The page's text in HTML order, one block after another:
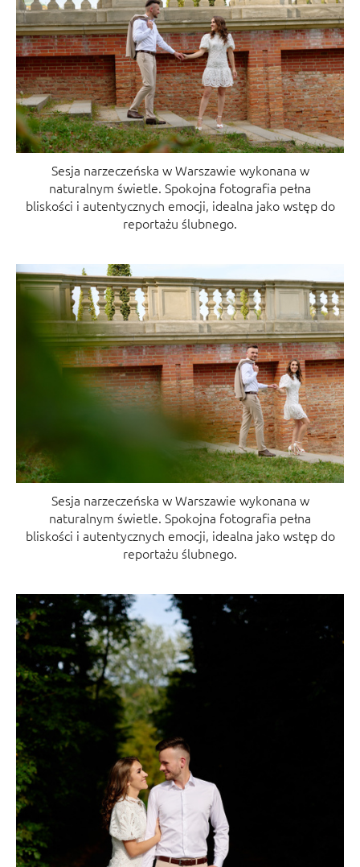
Sesja narzeczeńska w Warszawie wykonana w
naturalnym świetle. Spokojna fotografia pełna
bliskości i autentycznych emocji, idealna jako wstęp do
reportażu ślubnego.
Sesja narzeczeńska w Warszawie wykonana w
naturalnym świetle. Spokojna fotografia pełna
bliskości i autentycznych emocji, idealna jako wstęp do
reportażu ślubnego.